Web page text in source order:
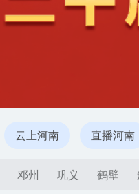
云上河南 直播河南
邓州 巩义 鹤壁